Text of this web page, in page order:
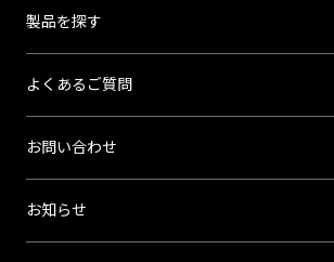
製品を探す
よくあるご質問
お問い合わせ
お知らせ